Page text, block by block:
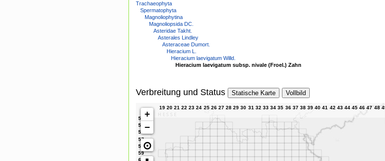
Trachaeophyta
Spermatophyta
Magnoliophytina
Magnoliopsida DC.
Asteridae Takht.
Asterales Lindley
Asteraceae Dumort.
Hieracium L.
Hieracium laevigatum Willd.
Hieracium laevigatum subsp. nivale (Froel.) Zahn
Verbreitung und Status Statische Karte Vollbild
+
−
⊙